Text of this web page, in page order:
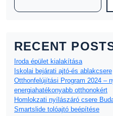
RECENT
Iroda épület kialakítása
Iskolai bejárati ajtó-és ablakcsere
Otthonfelújítási Program 2024 –
energiahatékonyabb otthonokért
Homlokzati nyílászáró csere
Smartslide tolóajtó beépítése